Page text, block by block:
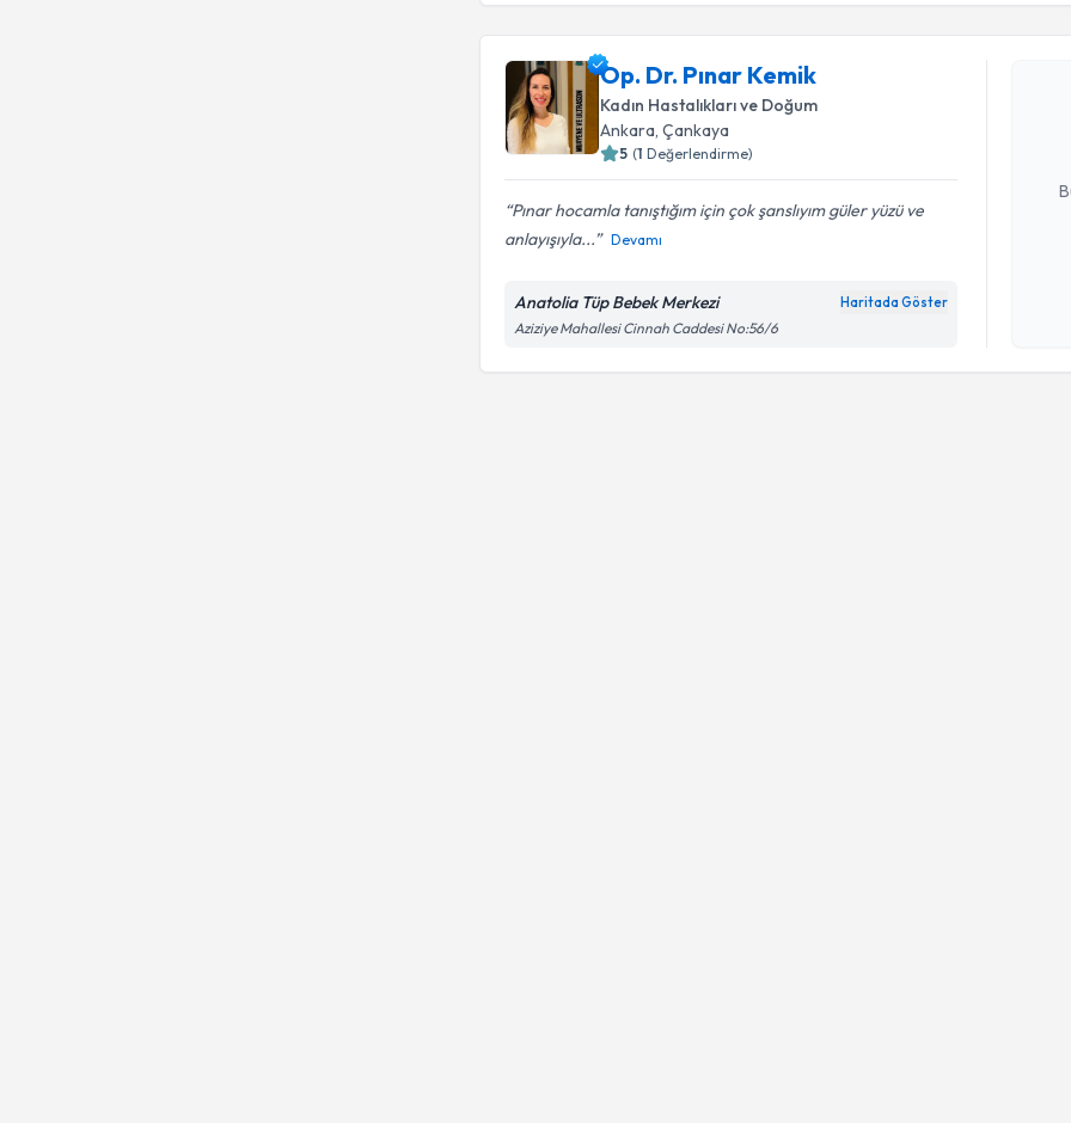
Op. Dr. Pınar Kemik
Kadın Hastalıkları ve Doğum
Ankara , Çankaya
5 (1 Değerlendirme)
Pınar hocamla tanıştığım için çok şanslıyım güler yüzü ve
anlayışıyla...
Devamı
Anatolia Tüp Bebek Merkezi Haritada Göster
Aziziye Mahallesi Cinnah Caddesi No:56/6
Op. Dr.